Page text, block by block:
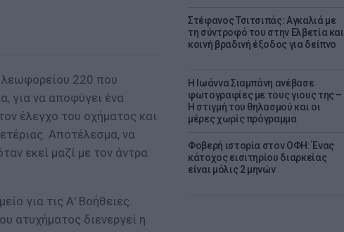
Στέφανος Τσιτσιπάς: Αγκαλιά με
τη σύντροφό του στην Ελβετία και
κοινή βραδινή έξοδος για δείπνο
H Ιωάννα Σιαμπάνη ανέβασε
φωτογραφίες με τους γιους της –
Η στιγμή του θηλασμού και οι
μέρες χωρίς πρόγραμμα
Φοβερή ιστορία στον ΟΦΗ: Ένας
κάτοχος εισιτηρίου διαρκείας
είναι μόλις 2 μηνών
220 που
για να αποφύγει ένα
έλεγχο του οχήματος και
Αποτέλεσμα, να
εκεί μαζί με τον άντρα
για τις Α' Βοήθειες.
ατυχήματος διενεργεί η